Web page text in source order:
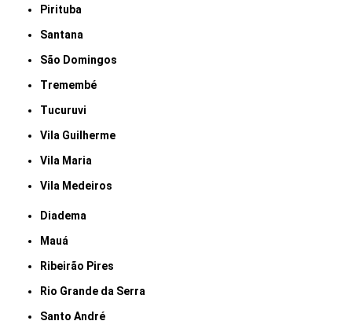
Pirituba
Santana
São Domingos
Tremembé
Tucuruvi
Vila Guilherme
Vila Maria
Vila Medeiros
Diadema
Mauá
Ribeirão Pires
Rio Grande da Serra
Santo André